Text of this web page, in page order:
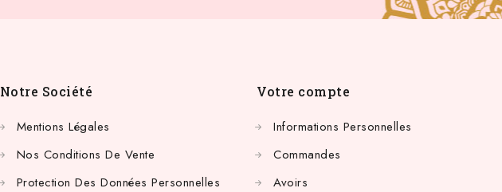
Notre Société
Mentions Légales
Nos Conditions De Vente
Protection Des Données Personnelles
Votre compte
Informations Personnelles
Commandes
Avoirs